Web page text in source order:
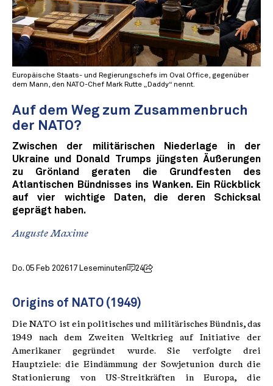
Europäische Staats- und Regierungschefs im Oval Office, gegenüber
dem Mann, den NATO-Chef Mark Rutte „Daddy“ nennt.
Auf dem Weg zum Zusammenbruch
der NATO?
Zwischen der militärischen Niederlage in der
Ukraine und Donald Trumps jüngsten Äußerungen
zu Grönland geraten die Grundfesten des
Atlantischen Bündnisses ins Wanken. Ein Rückblick
auf vier wichtige Daten, die deren Schicksal
geprägt haben.
Auguste Maxime
Do. 05 Feb 202617 Leseminuten 24
Origins of NATO (1949)
Die NATO ist ein politisches und militärisches Bündnis, das
1949 nach dem Zweiten Weltkrieg auf Initiative der
Amerikaner gegründet wurde. Sie verfolgte drei
Hauptziele: die Eindämmung der Sowjetunion durch die
Stationierung von US-Streitkräften in Europa, die